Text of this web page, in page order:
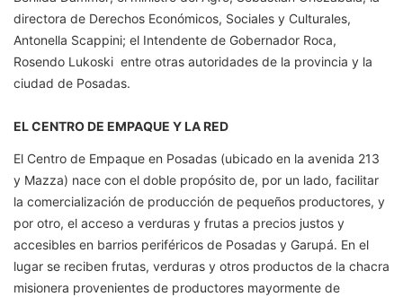
directora de Derechos Económicos, Sociales y Culturales,
Antonella Scappini; el Intendente de Gobernador Roca,
Rosendo Lukoski entre otras autoridades de la provincia y la
ciudad de Posadas.
EL CENTRO DE EMPAQUE Y LA RED
El Centro de Empaque en Posadas (ubicado en la avenida 213
y Mazza) nace con el doble propósito de, por un lado, facilitar
la comercialización de producción de pequeños productores, y
por otro, el acceso a verduras y frutas a precios justos y
accesibles en barrios periféricos de Posadas y Garupá. En el
lugar se reciben frutas, verduras y otros productos de la chacra
misionera provenientes de productores mayormente de